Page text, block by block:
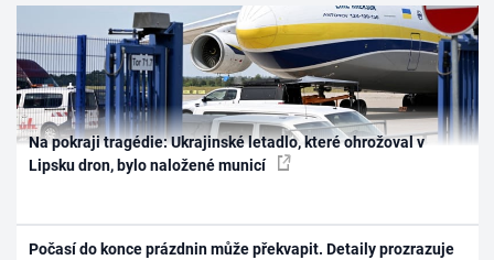
Na pokraji tragédie: Ukrajinské letadlo, které ohrožoval v
Lipsku dron, bylo naložené municí
Počasí do konce prázdnin může překvapit. Detaily prozrazuje